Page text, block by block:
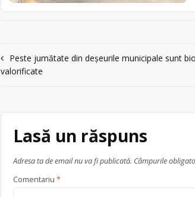
Navigare
în
Peste jumătate din deșeurile municipale sunt
valorificate
Lasă un răspuns
Adresa ta de email nu va fi publicată. Câmpurile
Comentariu *